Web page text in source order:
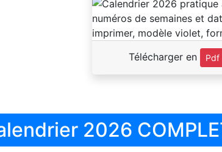
Télécharger en Pdf
2026